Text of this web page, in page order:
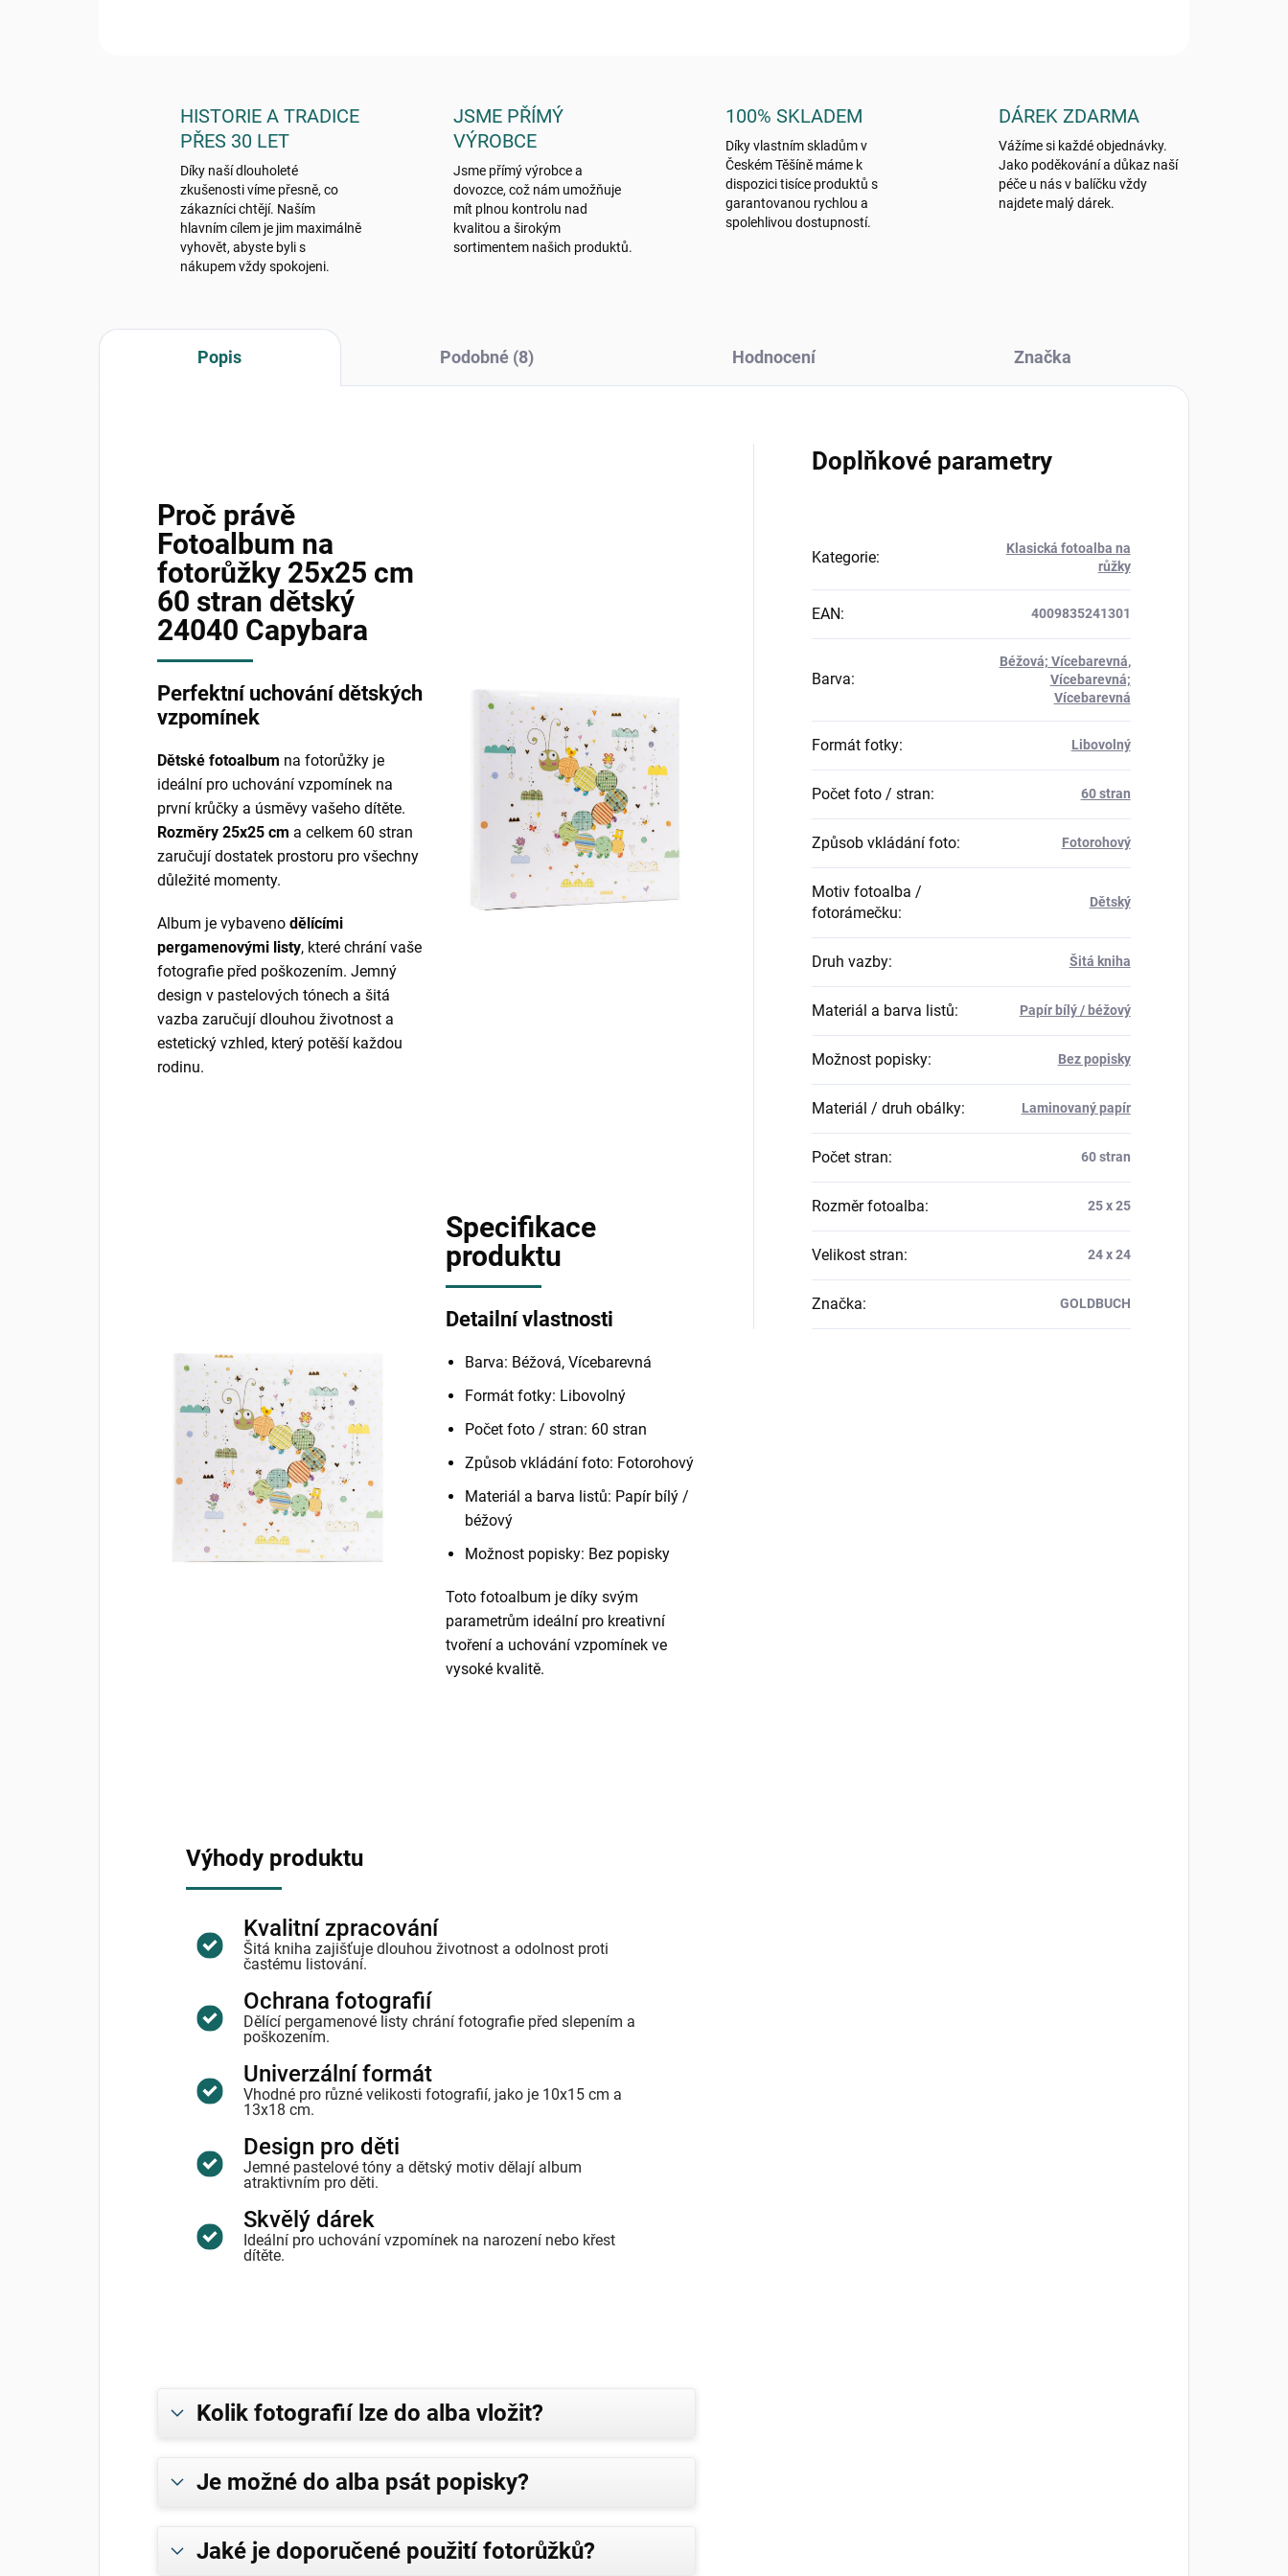
HISTORIE A TRADICE
PŘES 30 LET
Díky naší dlouholeté
zkušenosti víme přesně, co
zákazníci chtějí. Naším
hlavním cílem je jim maximálně
vyhovět, abyste byli s
nákupem vždy spokojeni.
JSME PŘÍMÝ
VÝROBCE
Jsme přímý výrobce a
dovozce, což nám umožňuje
mít plnou kontrolu nad
kvalitou a širokým
sortimentem našich produktů.
100% SKLADEM
Díky vlastním skladům v
Českém Těšíně máme k
dispozici tisíce produktů s
garantovanou rychlou a
spolehlivou dostupností.
DÁREK ZDARMA
Vážíme si každé objednávky.
Jako poděkování a důkaz naší
péče u nás v balíčku vždy
najdete malý dárek.
Popis Podobné (8) Hodnocení Značka
Proč právě
Fotoalbum na
fotorůžky 25x25 cm
60 stran dětský
24040 Capybara
Perfektní uchování dětských
vzpomínek
Dětské fotoalbum na fotorůžky je
ideální pro uchování vzpomínek na
první krůčky a úsměvy vašeho dítěte.
Rozměry 25x25 cm a celkem 60 stran
zaručují dostatek prostoru pro všechny
důležité momenty.
Album je vybaveno dělícími
pergamenovými listy, které chrání vaše
fotografie před poškozením. Jemný
design v pastelových tónech a šitá
vazba zaručují dlouhou životnost a
estetický vzhled, který potěší každou
rodinu.
Specifikace
produktu
Detailní vlastnosti
Barva: Béžová, Vícebarevná
Formát fotky: Libovolný
Počet foto / stran: 60 stran
Způsob vkládání foto: Fotorohový
Materiál a barva listů: Papír bílý /
béžový
Možnost popisky: Bez popisky
Toto fotoalbum je díky svým
parametrům ideální pro kreativní
tvoření a uchování vzpomínek ve
vysoké kvalitě.
Výhody produktu
Kvalitní zpracování
Šitá kniha zajišťuje dlouhou životnost a odolnost proti
častému listování.
Ochrana fotografií
Dělící pergamenové listy chrání fotografie před slepením a
poškozením.
Univerzální formát
Vhodné pro různé velikosti fotografií, jako je 10x15 cm a
13x18 cm.
Design pro děti
Jemné pastelové tóny a dětský motiv dělají album
atraktivním pro děti.
Skvělý dárek
Ideální pro uchování vzpomínek na narození nebo křest
dítěte.
Kolik fotografií lze do alba vložit?
Je možné do alba psát popisky?
Jaké je doporučené použití fotorůžků?
Doplňkové parametry
Kategorie:
Klasická fotoalba na
růžky
EAN: 4009835241301
Barva:
Béžová; Vícebarevná,
Vícebarevná;
Vícebarevná
Formát fotky: Libovolný
Počet foto / stran: 60 stran
Způsob vkládání foto: Fotorohový
Motiv fotoalba /
fotorámečku:
Dětský
Druh vazby: Šitá kniha
Materiál a barva listů: Papír bílý / béžový
Možnost popisky: Bez popisky
Materiál / druh obálky: Laminovaný papír
Počet stran: 60 stran
Rozměr fotoalba: 25 x 25
Velikost stran: 24 x 24
Značka: GOLDBUCH